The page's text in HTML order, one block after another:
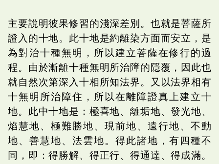
主要說明彼果修習的淺深差別。也就是菩薩所
證入的十地。此十地是約離染方面而安立，是
為對治十種無明，所以建立菩薩在修行的過
程。由於漸離十種無明所治障的隱覆，因此也
就自然次第深入十相所知法界。又以法界相有
十無明所治障住，所以在離障證真上建立十
地。此中十地是：極喜地、離垢地、發光地、
焰慧地、極難勝地、現前地、遠行地、不動
地、善慧地、法雲地。得此諸地，有四種不
同，即：得勝解、得正行、得通達、得成滿。